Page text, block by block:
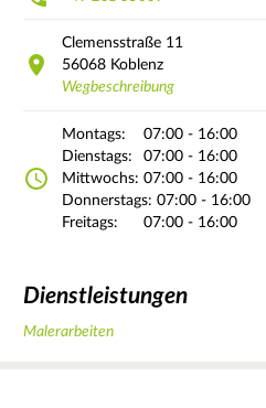
Clemensstraße 11
56068 Koblenz
Wegbeschreibung
Montags:
07:00 - 16:00
Dienstags:
07:00 - 16:00
Mittwochs: 07:00 - 16:00
Donnerstags: 07:00 - 16:00
Freitags:
07:00 - 16:00
Dienstleistungen
Malerarbeiten